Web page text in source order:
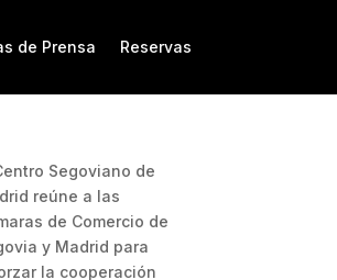
de Prensa Reservas
Segoviano de
reúne a las
de Comercio de
y Madrid para
la cooperación